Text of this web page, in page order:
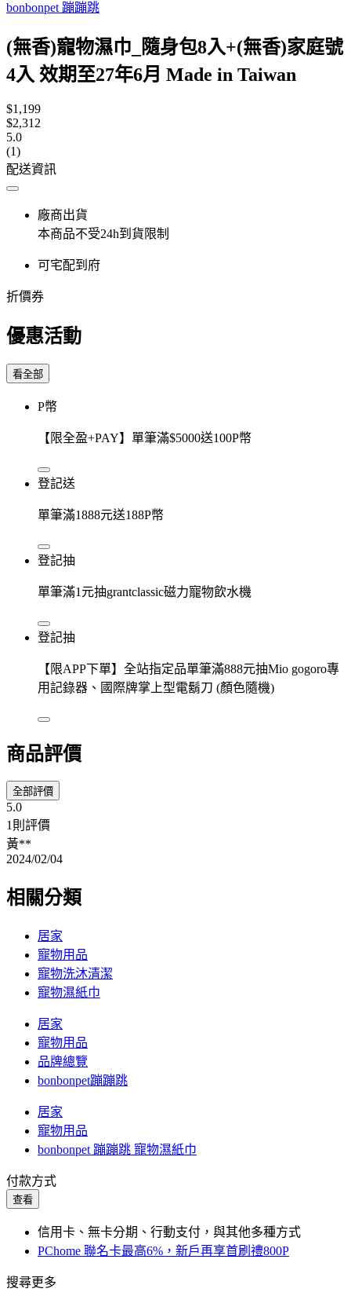
bonbonpet 蹦蹦跳
(無香)寵物濕巾_隨身包8入+(無香)家庭號
4入 效期至27年6月 Made in Taiwan
$1,199
$2,312
5.0
(1)
配送資訊
廠商出貨
本商品不受24h到貨限制
可宅配到府
折價券
優惠活動
看全部
P幣
【限全盈+PAY】單筆滿$5000送100P幣
登記送
單筆滿1888元送188P幣
登記抽
單筆滿1元抽grantclassic磁力寵物飲水機
登記抽
【限APP下單】全站指定品單筆滿888元抽Mio gogoro專
用記錄器、國際牌掌上型電鬍刀 (顏色隨機)
商品評價
全部評價
5.0
1則評價
黃**
2024/02/04
相關分類
居家
寵物用品
寵物洗沐清潔
寵物濕紙巾
居家
寵物用品
品牌總覽
bonbonpet蹦蹦跳
居家
寵物用品
bonbonpet 蹦蹦跳 寵物濕紙巾
付款方式
查看
信用卡、無卡分期、行動支付，與其他多種方式
PChome 聯名卡最高6%，新戶再享首刷禮800P
搜尋更多